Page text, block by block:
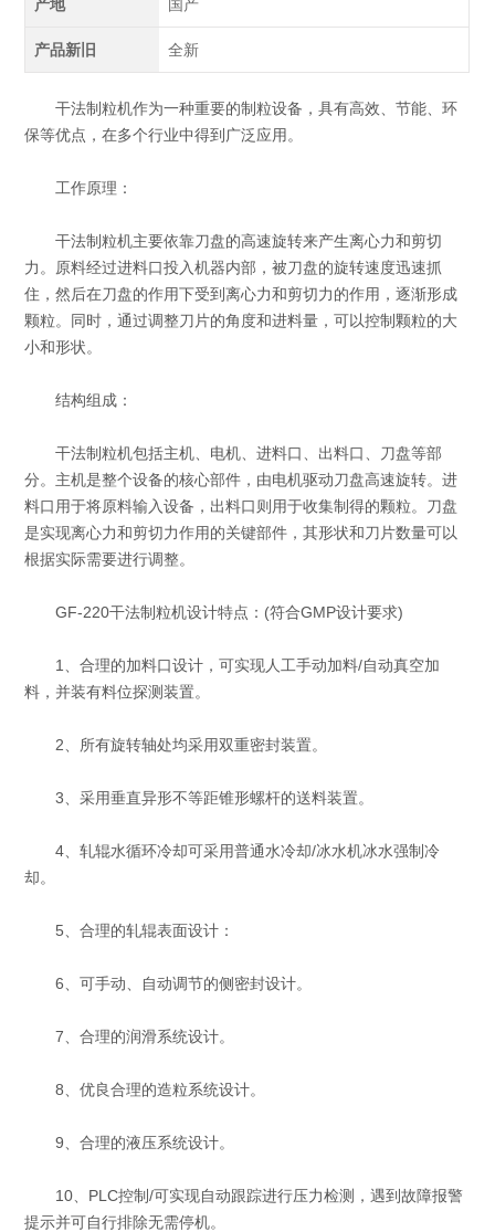
产地 国产
产品新旧 全新
干法制粒机作为一种重要的制粒设备，具有高效、节能、环
保等优点，在多个行业中得到广泛应用。
工作原理：
干法制粒机主要依靠刀盘的高速旋转来产生离心力和剪切
力。原料经过进料口投入机器内部，被刀盘的旋转速度迅速抓
住，然后在刀盘的作用下受到离心力和剪切力的作用，逐渐形成
颗粒。同时，通过调整刀片的角度和进料量，可以控制颗粒的大
小和形状。
结构组成：
干法制粒机包括主机、电机、进料口、出料口、刀盘等部
分。主机是整个设备的核心部件，由电机驱动刀盘高速旋转。进
料口用于将原料输入设备，出料口则用于收集制得的颗粒。刀盘
是实现离心力和剪切力作用的关键部件，其形状和刀片数量可以
根据实际需要进行调整。
GF-220干法制粒机设计特点：(符合GMP设计要求)
1、合理的加料口设计，可实现人工手动加料/自动真空加
料，并装有料位探测装置。
2、所有旋转轴处均采用双重密封装置。
3、采用垂直异形不等距锥形螺杆的送料装置。
4、轧辊水循环冷却可采用普通水冷却/冰水机冰水强制冷
却。
5、合理的轧辊表面设计：
6、可手动、自动调节的侧密封设计。
7、合理的润滑系统设计。
8、优良合理的造粒系统设计。
9、合理的液压系统设计。
10、PLC控制/可实现自动跟踪进行压力检测，遇到故障报警
提示并可自行排除无需停机。